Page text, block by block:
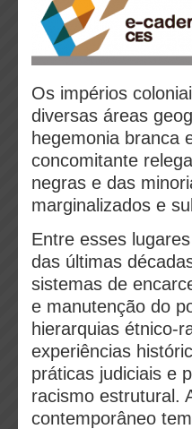
Os impérios
diversas áreas
hegemonia branca
concomitante
negras e das
marginalizados e
Entre esses
das últimas
sistemas de
e manutenção do
hierarquias étnico-
experiências
práticas judiciais e
racismo estrutural.
contemporâneo